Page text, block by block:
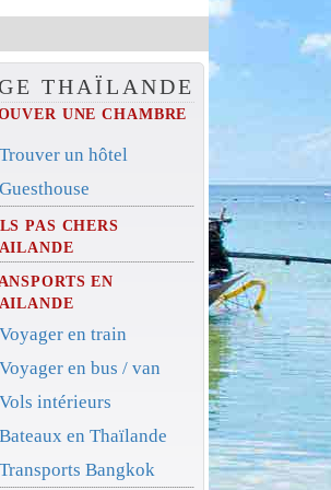
THAÏLANDE
UNE CHAMBRE
Trouver un hôtel
Guesthouse
PAS CHERS
EN
Voyager en train
Voyager en bus / van
Vols intérieurs
Bateaux en Thaïlande
Transports Bangkok